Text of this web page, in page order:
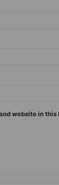
website in